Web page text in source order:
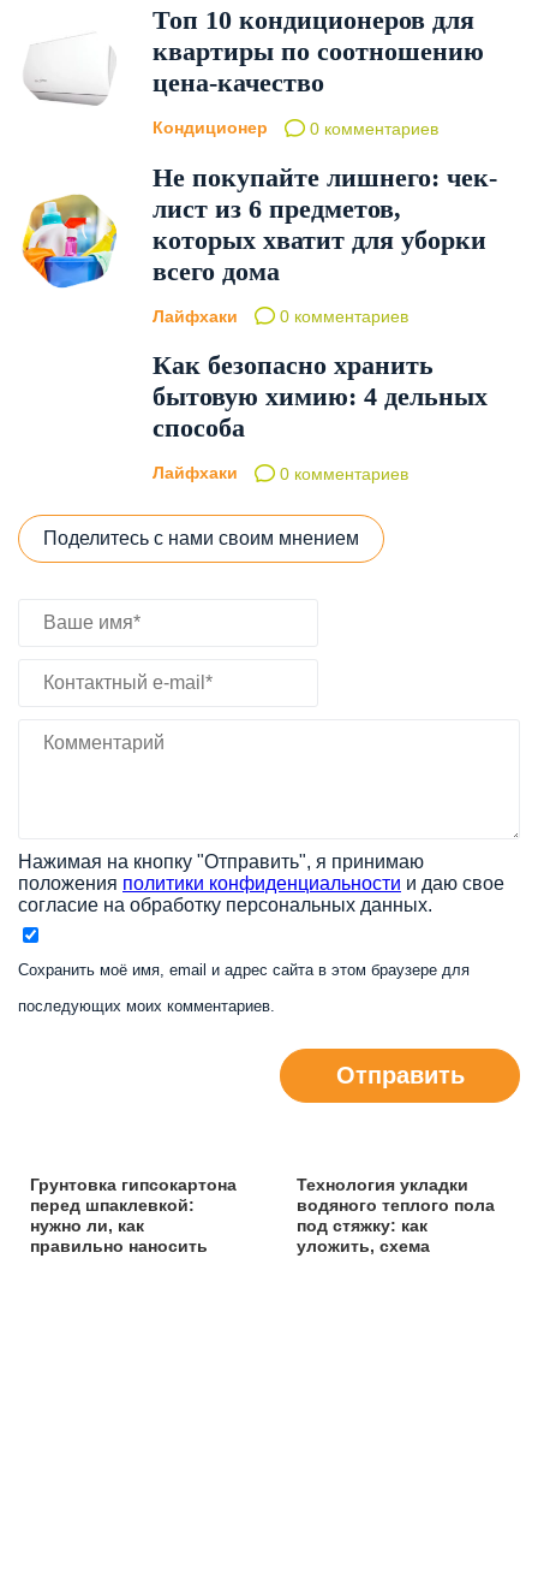
Топ 10 кондиционеров для
квартиры по соотношению
цена-качество
Кондиционер 0 комментариев
Не покупайте лишнего: чек-
лист из 6 предметов,
которых хватит для уборки
всего дома
Лайфхаки 0 комментариев
Как безопасно хранить
бытовую химию: 4 дельных
способа
Лайфхаки 0 комментариев
Поделитесь с нами своим мнением
Нажимая на кнопку "Отправить", я принимаю
положения политики конфиденциальности и даю свое
согласие на обработку персональных данных.
Сохранить моё имя, email и адрес сайта в этом браузере для
последующих моих комментариев.
Отправить
Грунтовка гипсокартона
перед шпаклевкой:
нужно ли, как
правильно наносить
Технология укладки
водяного теплого пола
под стяжку: как
уложить, схема